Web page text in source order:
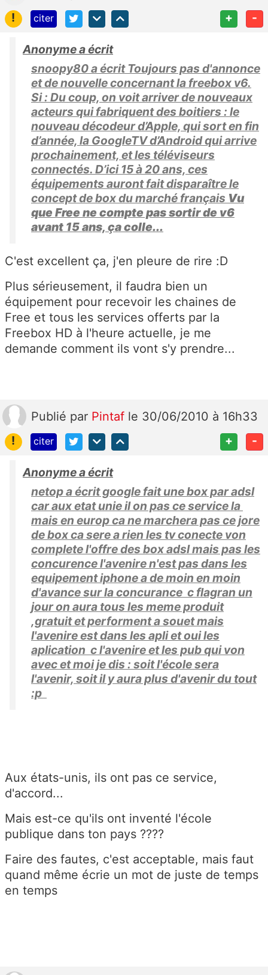
!
citer + -
Anonyme a écrit
snoopy80 a écrit Toujours pas d'annonce
et de nouvelle concernant la freebox v6.
Si : Du coup, on voit arriver de nouveaux
acteurs qui fabriquent des boitiers : le
nouveau décodeur d’Apple, qui sort en fin
d’année, la GoogleTV d’Android qui arrive
prochainement, et les téléviseurs
connectés. D’ici 15 à 20 ans, ces
équipements auront fait disparaître le
concept de box du marché français Vu
que Free ne compte pas sortir de v6
avant 15 ans, ça colle...
C'est excellent ça, j'en pleure de rire :D
Plus sérieusement, il faudra bien un
équipement pour recevoir les chaines de
Free et tous les services offerts par la
Freebox HD à l'heure actuelle, je me
demande comment ils vont s'y prendre...
Publié par Pintaf le 30/06/2010 à 16h33
!
citer + -
Anonyme a écrit
netop a écrit google fait une box par adsl
car aux etat unie il on pas ce service la
mais en europ ca ne marchera pas ce jore
de box ca sere a rien les tv conecte von
complete l'offre des box adsl mais pas les
concurence l'avenire n'est pas dans les
equipement iphone a de moin en moin
d'avance sur la concurance c flagran un
jour on aura tous les meme produit
,gratuit et performent a souet mais
l'avenire est dans les apli et oui les
aplication c l'avenire et les pub qui von
avec et moi je dis : soit l'école sera
l'avenir, soit il y aura plus d'avenir du tout
:p
Aux états-unis, ils ont pas ce service,
d'accord...
Mais est-ce qu'ils ont inventé l'école
publique dans ton pays ????
Faire des fautes, c'est acceptable, mais faut
quand même écrie un mot de juste de temps
en temps